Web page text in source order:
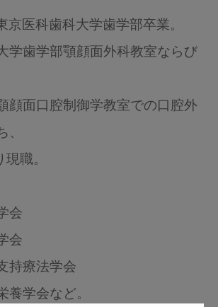
京医科歯科大学歯学部卒業。
学歯学部顎顔面外科教室ならび
顔面口腔制御学教室での口腔外
、
職。
会
会
持療法学会
養学会など。